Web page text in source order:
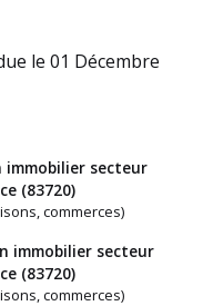
le 01 Décembre
immobilier secteur
(83720)
commerces)
immobilier secteur
(83720)
commerces)